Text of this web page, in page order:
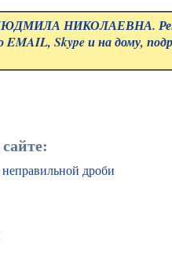
НИКОЛАЕВНА.
EMAIL, Skype и на дому,
дроби